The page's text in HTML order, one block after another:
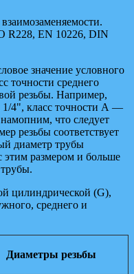
R228, EN 10226, DIN
значение условного
точности среднего
резьбы. Например,
1/4", класс точности А —
что следует
резьбы соответствует
диаметр трубы
этим размером и больше
цилиндрической (G),
среднего и
Диаметры резьбы